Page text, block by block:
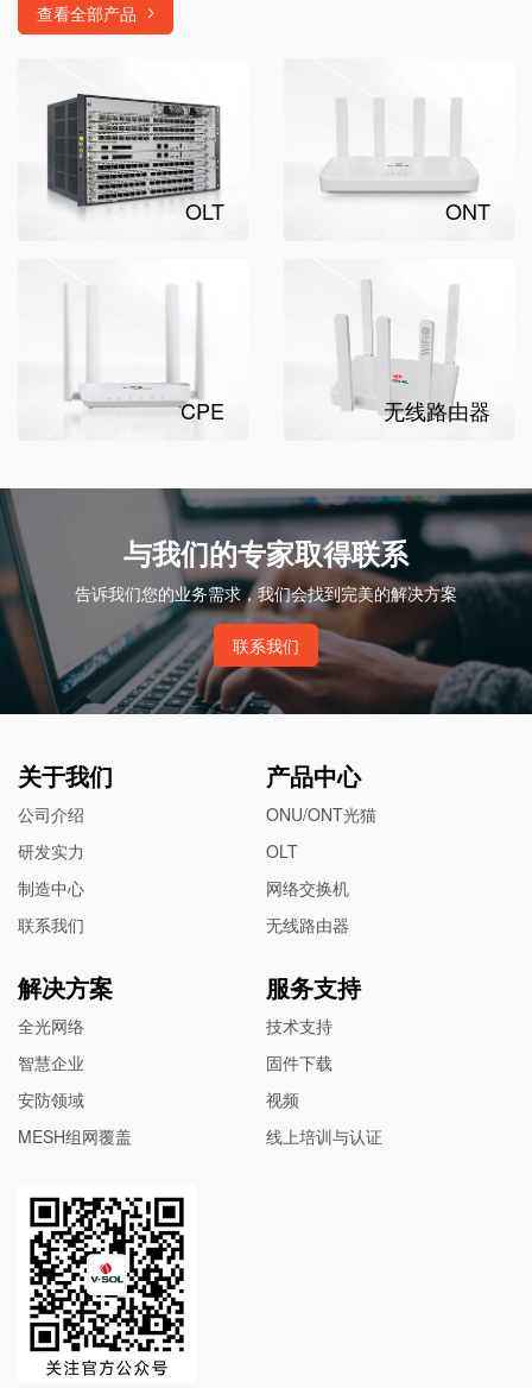
查看全部产品
OLT ONT
CPE 无线路由器
与我们的专家取得联系
告诉我们您的业务需求，我们会找到完美的解决方案
联系我们
关于我们
公司介绍
研发实力
制造中心
联系我们
产品中心
ONU/ONT光猫
OLT
网络交换机
无线路由器
解决方案
全光网络
智慧企业
安防领域
MESH组网覆盖
服务支持
技术支持
固件下载
视频
线上培训与认证